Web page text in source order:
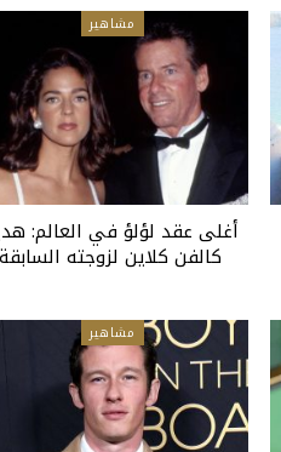
مشاهير
أغلى عقد لؤلؤ في العالم:
كالفن كلاين لزوجته السابقة
مشاهير